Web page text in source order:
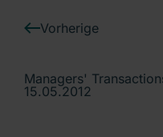
Ein Unternehmen der RHÖN-
Vorherige
Managers'
15.05.2012